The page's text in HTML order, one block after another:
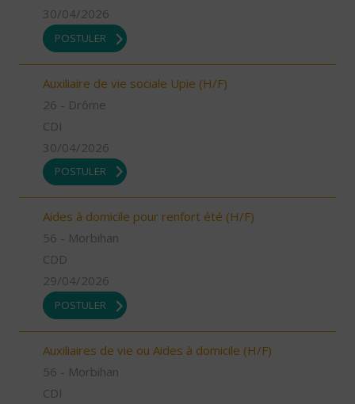
30/04/2026
POSTULER
Auxiliaire de vie sociale Upie (H/F)
26 - Drôme
CDI
30/04/2026
POSTULER
Aides à domicile pour renfort été (H/F)
56 - Morbihan
CDD
29/04/2026
POSTULER
Auxiliaires de vie ou Aides à domicile (H/F)
56 - Morbihan
CDI